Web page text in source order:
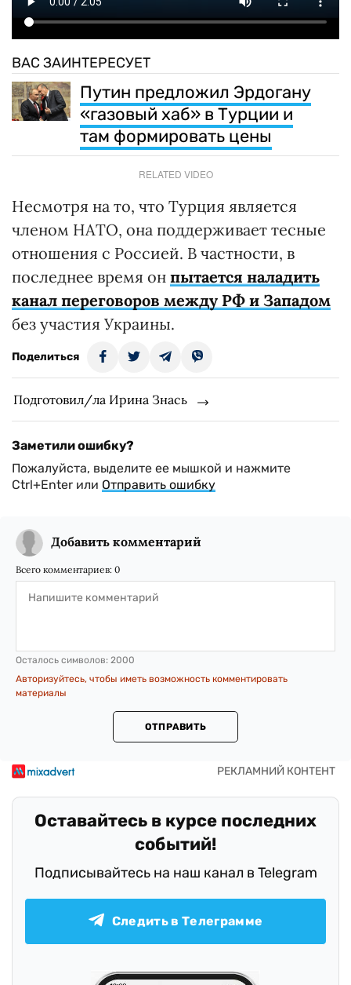
ВАС ЗАИНТЕРЕСУЕТ
Путин предложил Эрдогану
«газовый хаб» в Турции и
там формировать цены
RELATED VIDEO
Несмотря на то, что Турция является
членом НАТО, она поддерживает тесные
отношения с Россией. В частности, в
последнее время он пытается наладить
канал переговоров между РФ и Западом
без участия Украины.
Поделиться
Подготовил/ла Ирина Знась
Заметили ошибку?
Пожалуйста, выделите ее мышкой и нажмите
Ctrl+Enter или Отправить ошибку
Добавить комментарий
Всего комментариев: 0
Осталось символов: 2000
Авторизуйтесь, чтобы иметь возможность комментировать
материалы
ОТПРАВИТЬ
Оставайтесь в курсе последних
событий!
Подписывайтесь на наш канал в Telegram
Следить в Телеграмме